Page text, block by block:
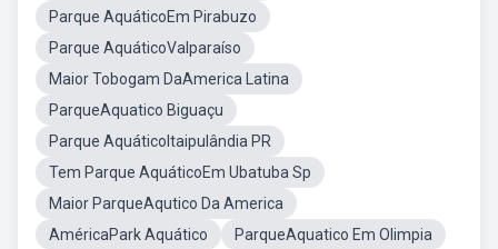
Parque AquáticoEm Pirabuzo
Parque AquáticoValparaíso
Maior Tobogam DaAmerica Latina
ParqueAquatico Biguaçu
Parque AquáticoItaipulândia PR
Tem Parque AquáticoEm Ubatuba Sp
Maior ParqueAqutico Da America
AméricaPark Aquático
ParqueAquatico Em Olimpia